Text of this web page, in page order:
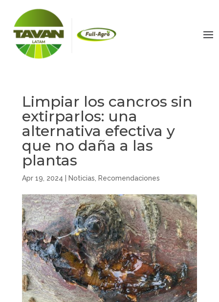
Limpiar los cancros sin
extirparlos: una
alternativa efectiva y
que no daña a las
plantas
Apr 19, 2024 Noticias Recomendaciones